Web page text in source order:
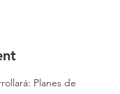
Planes de